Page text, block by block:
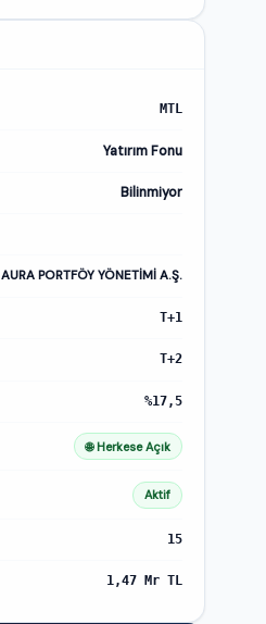
MTL
Yatırım Fonu
Bilinmiyor
AURA PORTFÖY YÖNETİMİ A.Ş.
T+1
T+2
%17,5
🌐 Herkese Açık
Aktif
15
1,47 Mr TL